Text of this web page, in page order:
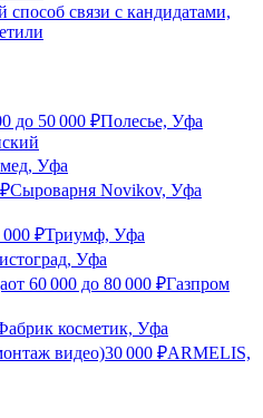
связи с кандидатами,
до 50 000 ₽Полесье, Уфа
Уфа
₽Сыроварня Novikov, Уфа
000 ₽Триумф, Уфа
Уфа
от 60 000 до 80 000 ₽Газпром
косметик, Уфа
видео)30 000 ₽ARMELIS,